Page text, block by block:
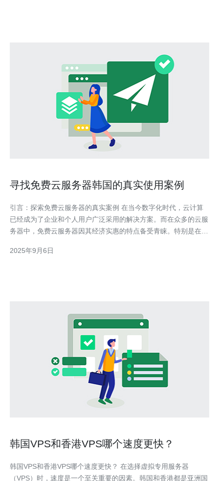
寻找免费云服务器韩国的真实使用案例
引言：探索免费云服务器的真实案例 在当今数字化时代，云计算
已经成为了企业和个人用户广泛采用的解决方案。而在众多的云服
务器中，免费云服务器因其经济实惠的特点备受青睐。特别是在韩
个真实案例，带你深入了解免费云服务器在韩国的实际应用与体
2025年9月6日
韩国VPS和香港VPS哪个速度更快？
韩国VPS和香港VPS哪个速度更快？ 在选择虚拟专用服务器
（VPS）时，速度是一个至关重要的因素。韩国和香港都是亚洲国